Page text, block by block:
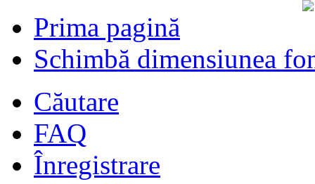
Prima pagină
Schimbă dimensiunea
Căutare
FAQ
Înregistrare